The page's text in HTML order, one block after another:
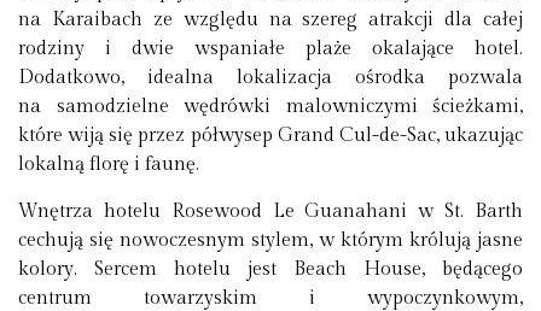
na Karaibach ze względu na szereg atrakcji dla całej
rodziny i dwie wspaniałe plaże okalające hotel.
Dodatkowo, idealna lokalizacja ośrodka pozwala
na samodzielne wędrówki malowniczymi ścieżkami,
które wiją się przez półwysep Grand Cul-de-Sac, ukazując
lokalną florę i faunę.
Wnętrza hotelu Rosewood Le Guanahani w St. Barth
cechują się nowoczesnym stylem, w którym królują jasne
kolory. Sercem hotelu jest Beach House, będącego
centrum towarzyskim i wypoczynkowym,